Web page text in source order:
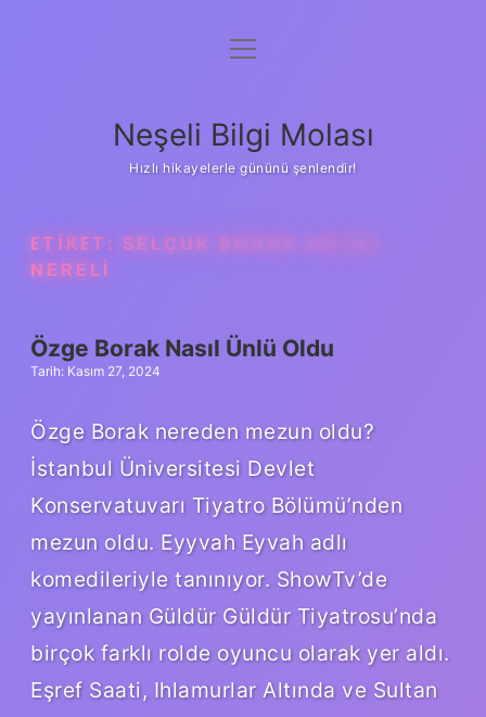
Anasayfa
Yasal Uyarı
menüyü
Neşeli Bilgi Molası
Hızlı hikayelerle gününü şenlendir!
ETIKET: SELÇUK BORAK ASLEN
NERELI
Özge Borak Nasıl Ünlü Oldu
Tarih: Kasım 27, 2024
Özge Borak nereden mezun oldu?
İstanbul Üniversitesi Devlet
Konservatuvarı Tiyatro Bölümü’nden
mezun oldu. Eyyvah Eyvah adlı
komedileriyle tanınıyor. ShowTv’de
yayınlanan Güldür Güldür Tiyatrosu’nda
birçok farklı rolde oyuncu olarak yer aldı.
Eşref Saati, Ihlamurlar Altında ve Sultan